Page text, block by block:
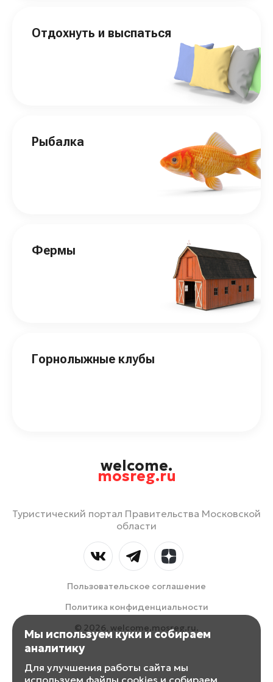
Отдохнуть и выспаться
Рыбалка
Фермы
Горнолыжные клубы
welcome.
mosreg.ru
Туристический портал Правительства Московской
области
Пользовательское соглашение
Политика конфиденциальности
© 2026, welcome.mosreg.ru.
Мы используем куки и собираем
аналитику
Для улучшения работы сайта мы
используем файлы cookies и собираем